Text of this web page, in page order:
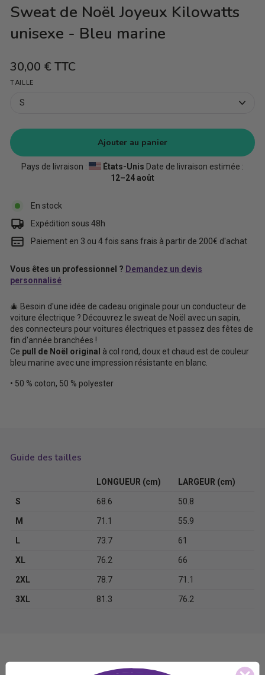
Sweat de Noël Joyeux Kilowatts
unisexe - Bleu marine
30,00 €TTC
TAILLE
Ajouter au panier
Pays de livraison : États-Unis Date de livraison estimée :
12⁠–24 août
En stock
Expédition sous 48h
Paiement en 3 ou 4 fois sans frais à partir de 200€ d'achat
Vous êtes un professionnel ? Demandez un devis
personnalisé
🎄 Besoin d'une idée de cadeau originale pour un conducteur de
voiture électrique ? Découvrez le sweat de Noël avec un sapin,
des connecteurs pour voitures électriques et passez des fêtes de
fin d'année branchées !
Ce pull de Noël original à col rond, doux et chaud est de couleur
bleu marine avec une impression résistante en blanc.
• 50 % coton, 50 % polyester
Guide des tailles
LONGUEUR (cm) LARGEUR (cm)
S 68.6 50.8
M 71.1 55.9
L 73.7 61
XL 76.2 66
2XL 78.7 71.1
3XL 81.3 76.2